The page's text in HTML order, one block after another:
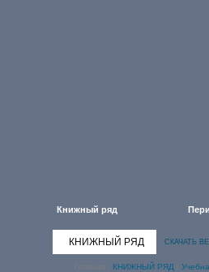
Книжный ряд
КНИЖНЫЙ РЯД СКАЧАТЬ
КНИЖНЫЙ РЯД